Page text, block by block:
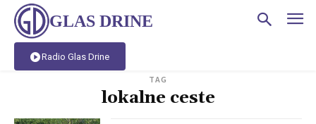
GLAS DRINE
Radio Glas Drine
TAG
lokalne ceste